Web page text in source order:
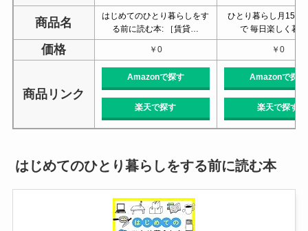
商品名
はじめてのひとり暮らしをす
る前に読む本: ［賃貸…
ひとり暮らし月15万
で 毎日楽しく暮
価格 ￥0 ￥0
商品リンク
Amazonで探す
楽天で探す
Amazonで探す
楽天で探す
はじめてのひとり暮らしをする前に読む本